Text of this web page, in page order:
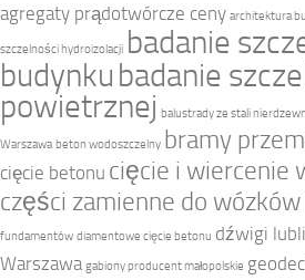
agregaty prądotwórcze ceny architektura
szczelności hydroizolacji badanie
budynku badanie
powietrznej balustrady ze stali
Warszawa beton wodoszczelny bramy
cięcie betonu cięcie i wiercenie
części zamienne do wózków
fundamentów diamentowe cięcie betonu dźwigi
Warszawa gabiony producent małopolskie